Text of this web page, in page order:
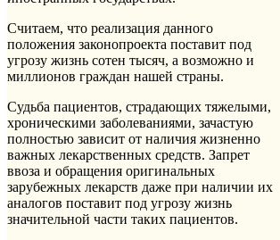
Считаем, что реализация данного
положения законопроекта поставит под
угрозу жизнь сотен тысяч, а возможно и
миллионов граждан нашей страны.
Судьба пациентов, страдающих тяжелыми,
хроническими заболеваниями, зачастую
полностью зависит от наличия жизненно
важных лекарственных средств. Запрет
ввоза и обращения оригинальных
зарубежных лекарств даже при наличии их
аналогов поставит под угрозу жизнь
значительной части таких пациентов.